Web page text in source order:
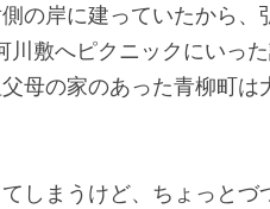
の岸に建っていたから、
敷へピクニックにいっ
母の家のあった青柳町は
しまうけど、ちょっとづ